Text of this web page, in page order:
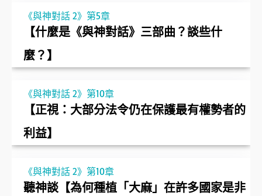
《與神對話 2》第5章
【什麼是《與神對話》三部曲？談些什
麼？】
《與神對話 2》第10章
【正視：大部分法令仍在保護最有權勢者的
利益】
《與神對話 2》第10章
聽神談【為何種植「大麻」在許多國家是非